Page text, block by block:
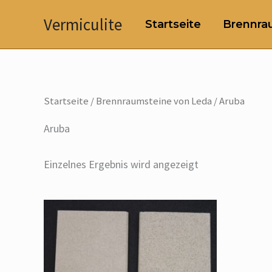
Vermiculite Startseite
Startseite /Brennraumsteine von Leda / Aruba
Aruba
Einzelnes Ergebnis wird angezeigt